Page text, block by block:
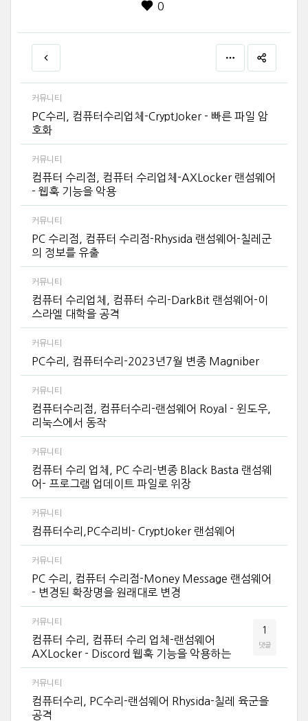
0
커뮤니티
PC수리, 컴퓨터수리업체-CryptJoker - 빠른 파일 암
호화
커뮤니티
컴퓨터 수리점, 컴퓨터 수리업체-AXLocker 랜섬웨어
- 웹훅 기능을 악용
커뮤니티
PC 수리점, 컴퓨터 수리점-Rhysida 랜섬웨어-칠레군
의 정보를 유출
커뮤니티
컴퓨터 수리업체, 컴퓨터 수리-DarkBit 랜섬웨어-이
스라엘 대학을 공격
커뮤니티
PC수리, 컴퓨터수리-2023년7월 변종 Magniber
커뮤니티
컴퓨터수리점, 컴퓨터수리-랜섬웨어 Royal - 윈도우,
리눅스에서 동작
커뮤니티
컴퓨터 수리 업체, PC 수리-변종 Black Basta 랜섬웨
어- 프로그램 업데이트 파일로 위장
커뮤니티
컴퓨터수리,PC수리비- CryptJoker 랜섬웨어
커뮤니티
PC 수리, 컴퓨터 수리점-Money Message 랜섬웨어
- 변경된 확장명을 원래대로 변경
커뮤니티
컴퓨터 수리, 컴퓨터 수리 업체-랜섬웨어
AXLocker - Discord 웹훅 기능을 악용하는
1
댓글
커뮤니티
컴퓨터수리, PC수리-랜섬웨어 Rhysida-칠레 육군을
공격